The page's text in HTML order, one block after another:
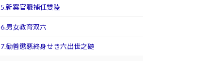
5.新案官職補任雙陸
6.男女教育双六
7.勧善懲悪終身せき六出世之礎